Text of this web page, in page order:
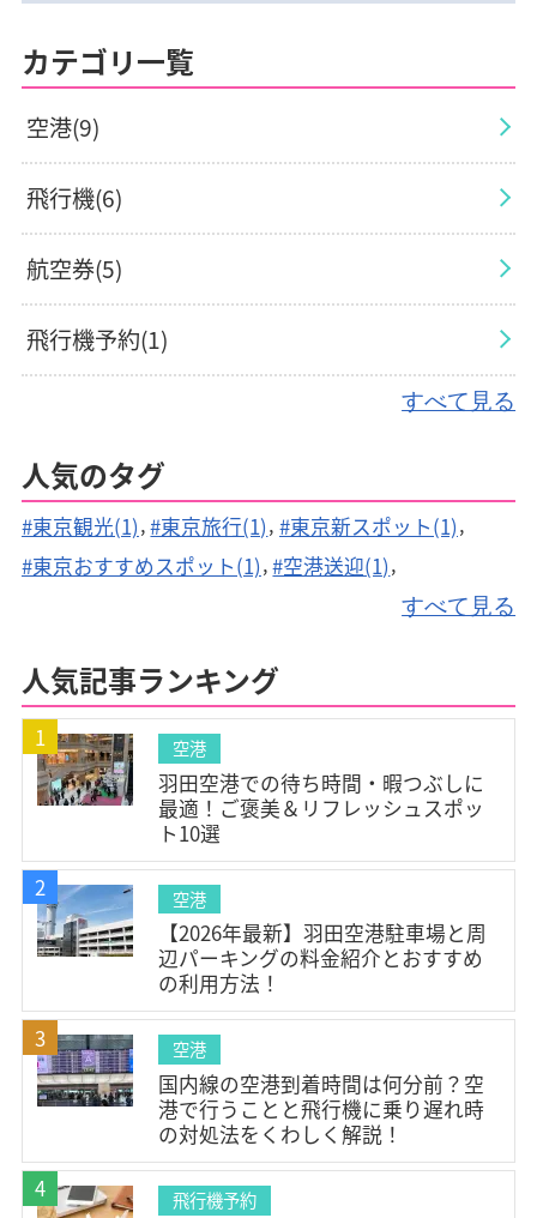
カテゴリ一覧
空港(9)
飛行機(6)
航空券(5)
飛行機予約(1)
航空会社(1)
観光地(1)
すべて見る
人気のタグ
#東京観光(1) #東京旅行(1) #東京新スポット(1)
#東京おすすめスポット(1) #空港送迎(1)
#空港映画館(2) #空港グルメ(3)
#空港温泉(1) #北海道スイーツ(1)
#機内快適グッズ(1) #旅行準備(1)
#ターミナル案内(1) #チェックインカウンター(1)
#空港ラウンジ(4)
#Wi-Fi(1) #空港サービス(4)
#チェックリスト(2) #空港コード(1)
#3文字コード(1) #IATAコード(1) #空港情報(4)
#家族旅行(3)
#フライト情報(1)
#運航状況(1)
#欠航・遅延(2)
#マッサージ(1)
#台風(1) #キャンセル料(2)
#座席(2) #モバイルバッテリー(1)
#ファーストクラス(1) #空港到着時間(1)
#eチケット(1)
#飛行機乗り方(1)
すべて見る
人気記事ランキング
1 空港
羽田空港での待ち時間・暇つぶしに
最適！ご褒美＆リフレッシュスポッ
ト10選
2
空港
【2026年最新】羽田空港駐車場と周
辺パーキングの料金紹介とおすすめ
の利用方法！
3
空港
国内線の空港到着時間は何分前？空
港で行うことと飛行機に乗り遅れ時
の対処法をくわしく解説！
4
飛行機予約